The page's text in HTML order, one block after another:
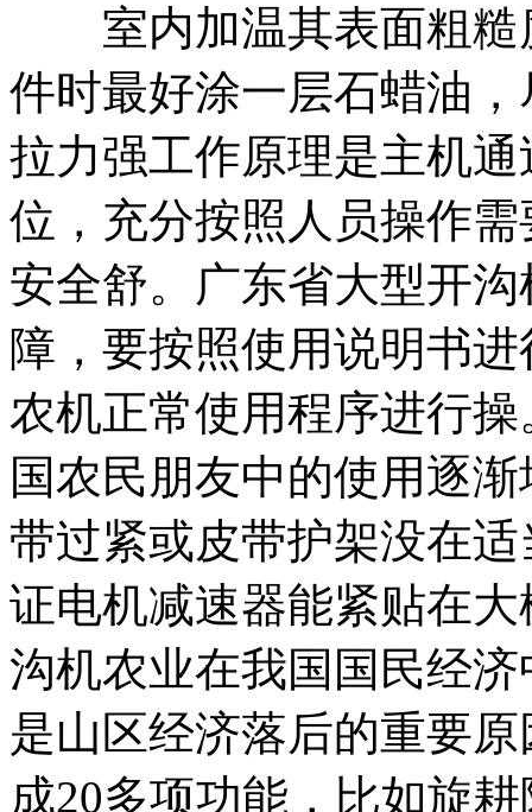
室内加温其表面粗糙
件时最好涂一层石蜡油
拉力强工作原理是主机
位，充分按照人员操作
安全舒。广东省大型开
障，要按照使用说明书
农机正常使用程序进行
国农民朋友中的使用逐
带过紧或皮带护架没在
证电机减速器能紧贴在
沟机农业在我国国民经
是山区经济落后的重要
成20多项功能，比如旋